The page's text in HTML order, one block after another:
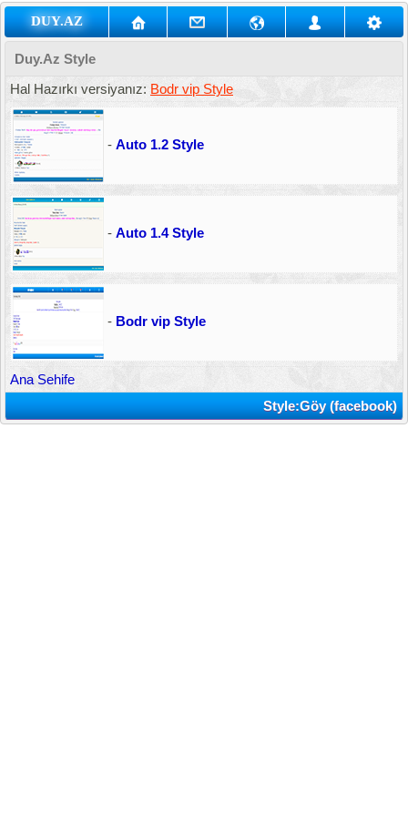
DUY.AZ
Duy.Az Style
Hal Hazırkı versiyanız: Bodr vip Style
- Auto 1.2 Style
- Auto 1.4 Style
- Bodr vip Style
Ana Sehife
Style:Göy (facebook)